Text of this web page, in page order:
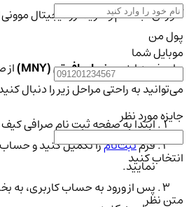
آموزش ثبت نام و خرید ارز دیجیتال
پول من
برای خرید ارزموونی ان اف تی (MNY)
از
می‌توانید به راحتی مراحل زیر را دنبال کنید:
ابتدا به صفحه ثبت نام صرافی کیف
فرمثبت‌نامرا تکمیل کنید و حساب
نمایید.
پس از ورود به حساب کاربری، به
موبایل شما
جایزه مورد نظر
انتخاب کنید
متن نظر